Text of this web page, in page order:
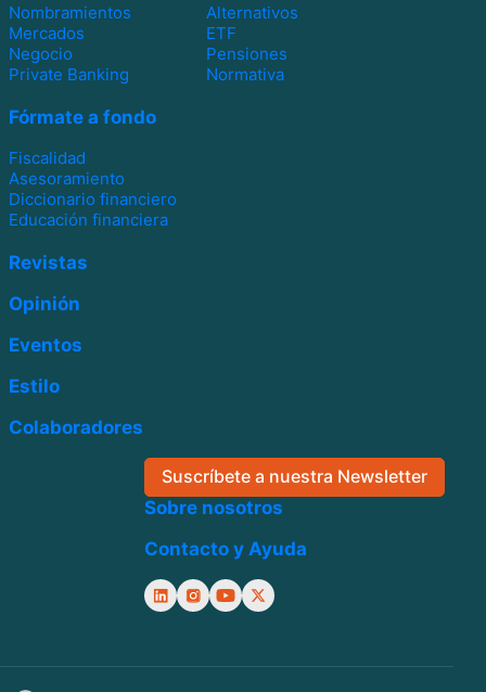
Nombramientos
Alternativos
Mercados
ETF
Negocio
Pensiones
Private Banking
Normativa
Fórmate a fondo
Fiscalidad
Asesoramiento
Diccionario financiero
Educación financiera
Revistas
Opinión
Eventos
Estilo
Colaboradores
Suscríbete a nuestra Newsletter
Sobre nosotros
Contacto y Ayuda